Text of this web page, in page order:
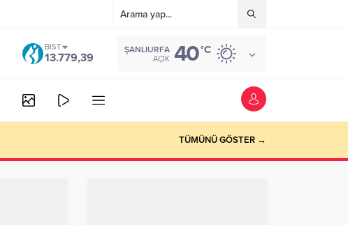
BIST
13.779,39
ŞANLIURFA
AÇIK 40°C
TÜMÜNÜ GÖSTER →